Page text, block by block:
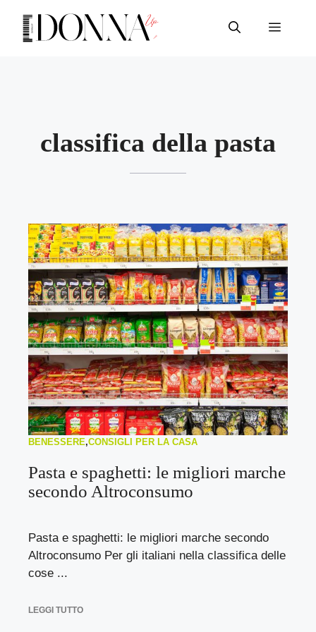
contenuto
Menu
classifica della pasta
BENESSERE,CONSIGLI PER LA CASA
Pasta e spaghetti: le migliori marche
secondo Altroconsumo
Pasta e spaghetti: le migliori marche secondo
Altroconsumo Per gli italiani nella classifica delle
cose ...
LEGGI TUTTO